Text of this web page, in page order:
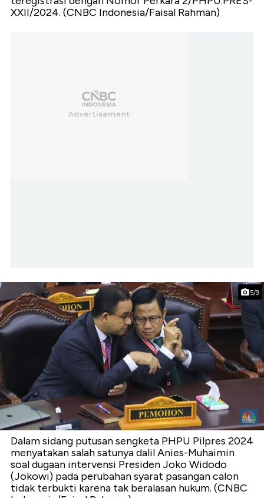
XXII/2024. (CNBC Indonesia/Faisal Rahman)
5/9
Dalam sidang putusan sengketa PHPU Pilpres 2024
menyatakan salah satunya dalil Anies-Muhaimin
soal dugaan intervensi Presiden Joko Widodo
(Jokowi) pada perubahan syarat pasangan calon
tidak terbukti karena tak beralasan hukum. (CNBC